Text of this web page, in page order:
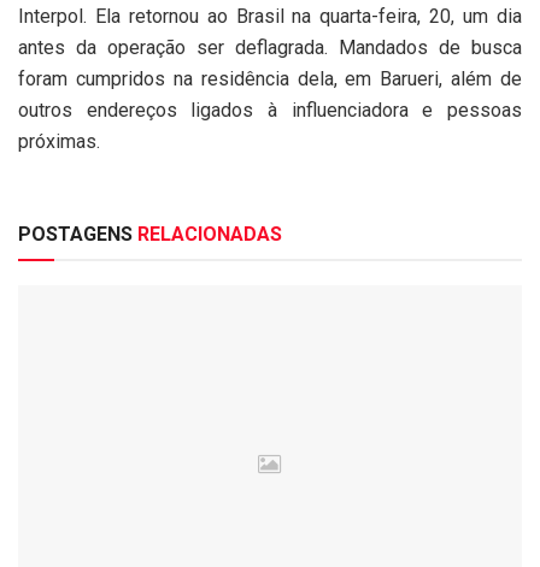
Interpol. Ela retornou ao Brasil na quarta-feira, 20, um dia
antes da operação ser deflagrada. Mandados de busca
foram cumpridos na residência dela, em Barueri, além de
outros endereços ligados à influenciadora e pessoas
próximas.
POSTAGENS RELACIONADAS